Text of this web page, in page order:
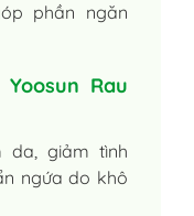
phần ngăn
Rau
da, giảm tình
ngứa do khô